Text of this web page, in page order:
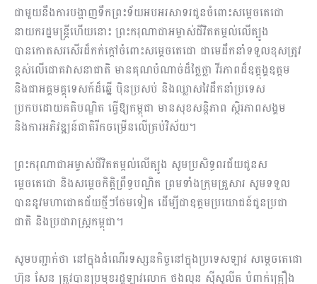
ជាមួយនឹងការបង្ហាញទឹកព្រះទ័យអបអរសាទរជូនចំពោះសម្តេចតេជោ
នាយករដ្ឋមន្ត្រីហើយនោះ ព្រះករុណាជាអម្ចាស់ជីវិតតម្កល់លើត្បូង
បានកោតសរសើរដ៏កក់ក្តៅចំពោះសម្តេចតេជោ ជាមេដឹកនាំទទួលខុសត្រូវ
ខ្ពស់លើជោគវាសនាជាតិ មានគុណបំណាច់ដ៏ថ្លៃថ្លា វីរភាពដ៏ឧត្តុង្គឧត្តម
និងជាអគ្គមគ្គុទេសក៍ដ៏ឆ្នើ ប៉ិនប្រសប់ និងឈ្លាសវៃដឹកនាំប្រទេស
ប្រកបដោយគតិបណ្ឌិត ធ្វើឱ្យកម្ពុជា មានសុខសន្តិភាព ស្ថិរភាពសង្គម
និងការអភិវឌ្ឍន៍ជាតិរីកចម្រើនលើគ្រប់វិស័យ។
ព្រះករុណាជាអម្ចាស់ជីវិតតម្កល់លើត្បូង សូមប្រសិទ្ធពរជ័យជូនស
ម្តេចតេជោ និងសម្តេចកិត្តិព្រឹទ្ធបណ្ឌិត ព្រមទាំងក្រុមគ្រួសារ សូមទទួល
បាននូវមហាជោគជ័យថ្មីៗថែមទៀត ដើម្បីជាឧត្តមប្រយោជន៍ជូនប្រជា
ជាតិ និងប្រជារាស្ត្រកម្ពុជា។
សូមបញ្ជាក់ថា នៅក្នុងដំណើរទស្សនកិច្ចនៅក្នុងប្រទេសឡាវ សម្តេចតេជោ
ហ៊ុន សែន ត្រូវបានប្រមុខរដ្ឋឡាវ​លោក ថងលុន ស៊ីសូលីត បំពាក់គ្រឿង